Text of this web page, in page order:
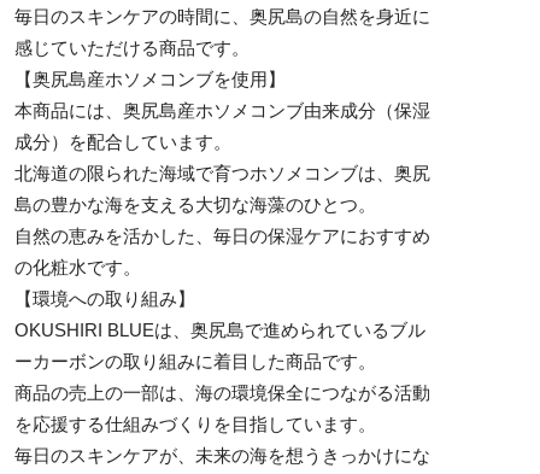
毎日のスキンケアの時間に、奥尻島の自然を身近に
感じていただける商品です。
【奥尻島産ホソメコンブを使用】
本商品には、奥尻島産ホソメコンブ由来成分（保湿
成分）を配合しています。
北海道の限られた海域で育つホソメコンブは、奥尻
島の豊かな海を支える大切な海藻のひとつ。
自然の恵みを活かした、毎日の保湿ケアにおすすめ
の化粧水です。
【環境への取り組み】
OKUSHIRI BLUEは、奥尻島で進められているブル
ーカーボンの取り組みに着目した商品です。
商品の売上の一部は、海の環境保全につながる活動
を応援する仕組みづくりを目指しています。
毎日のスキンケアが、未来の海を想うきっかけにな